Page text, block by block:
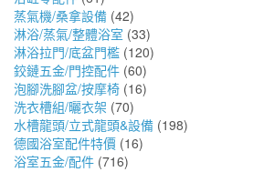
蒸氣機/桑拿設備 (42)
淋浴/蒸氣/整體浴室 (33)
淋浴拉門/底盆門檻 (120)
鉸鏈五金/門控配件 (60)
泡腳洗腳盆/按摩椅 (16)
洗衣槽組/曬衣架 (70)
水槽龍頭/立式龍頭&設備 (198)
德國浴室配件特價 (16)
浴室五金/配件 (716)